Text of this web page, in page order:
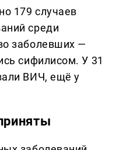
179 случаев
среди
заболевших —
сифилисом. У 31
ВИЧ, ещё у